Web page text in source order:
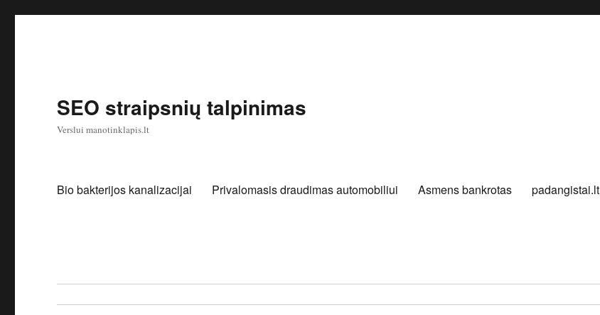
SEO straipsnių talpinimas
Verslui manotinklapis.lt
Bio bakterijos kanalizacijai Privalomasis draudimas automobiliui Asmens bankrotas padangistai.lt